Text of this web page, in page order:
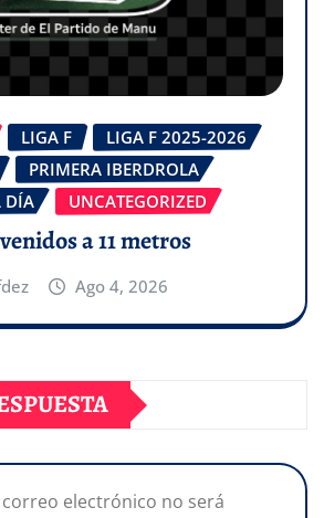
LIGA F
LIGA F 2025-2026
PRIMERA IBERDROLA
DÍA
UNCATEGORIZED
a 11 metros
Ago 4, 2026
electrónico no será